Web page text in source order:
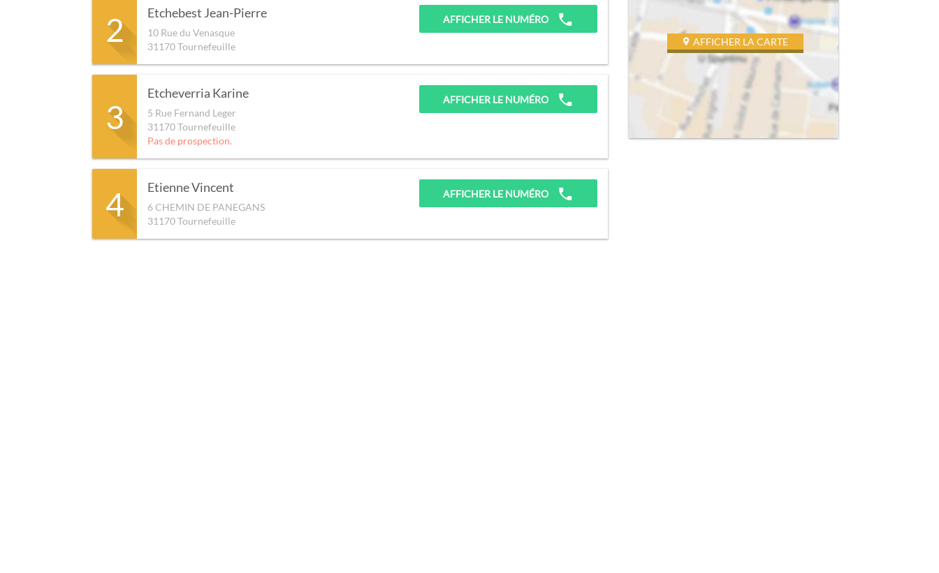
2 Etchebest Jean-Pierre
10 Rue du Venasque
31170Tournefeuille
AFFICHER LE NUMÉRO
3
Etcheverria Karine
5 Rue Fernand Leger
31170Tournefeuille
Pas de prospection.
AFFICHER LE NUMÉRO
4 Etienne Vincent
6 CHEMIN DE PANEGANS
31170Tournefeuille
AFFICHER LE NUMÉRO
AFFICHER LA CARTE